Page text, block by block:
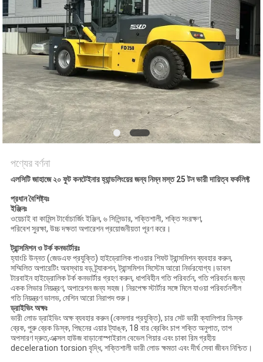
পণ্যের বর্ণনা
এলসিটি জাহাজে ২০ ফুট কনটেইনার হ্যান্ডলিংয়ের জন্য নিম্ন মস্ত 25 টন ভারী দায়িত্ব ফর্কলিফ্ট
প্রধান বৈশিষ্ট্যঃ
ইঞ্জিনঃ
ওয়েচাই বা কামিন্স টার্বোচার্জিং ইঞ্জিন, ৬ সিলিন্ডার, শক্তিশালী, শক্তি সংরক্ষণ,
পরিবেশ সুরক্ষা, উচ্চ দক্ষতা অপারেশন প্রয়োজনীয়তা পূরণ করে।
ট্রান্সমিশন ও টর্ক কনভার্টারঃ
হ্যাংচি উন্নত (জেডএফ প্রযুক্তি) হাইড্রোলিক পাওয়ার শিফট ট্রান্সমিশন ব্যবহার করুন,
সম্মিলিত অপারেটিং অবস্থায় বড় ট্র্যাকশন, ট্রান্সমিশন সিস্টেম আরো নির্ভরযোগ্য।ডাবল
টারবাইন হাইড্রোলিক টর্ক কনভার্টার গ্রহণ করুন, ধাপবিহীন গতি পরিবর্তন, গতি পরিবর্তন জন্য
একক লিভার নিয়ন্ত্রণ, অপারেশন জন্য সহজ। নিরপেক্ষ স্টার্টার সঙ্গে মিলে যাওয়া পরিবর্তনশীল
গতি নিয়ন্ত্রণ ভালভ, মেশিন আরো নিরাপদ শুরু।
ড্রাইভিং অক্ষঃ
ভারী লোড ড্রাইভিং অক্ষ ব্যবহার করুন (কেসলার প্রযুক্তি), চার সেট ভারী ক্যালিপার ডিস্ক
ব্রেক, পুরু ব্রেক ডিস্ক, পিছনের এয়ার ট্যাঙ্ক, 18 বার ব্রেকিং চাপ শক্তি অনুপাত, তাপ
অপসারণ দ্রুত,এক্সেল হাউজ বাড়ানোস্পাইরাল বেভেল গিয়ার এবং চাকা রিম গ্রহীয়
deceleration torsion বৃদ্ধি, শক্তিশালী ভারী লোড ক্ষমতা এবং দীর্ঘ সেবা জীবন নিশ্চিত।